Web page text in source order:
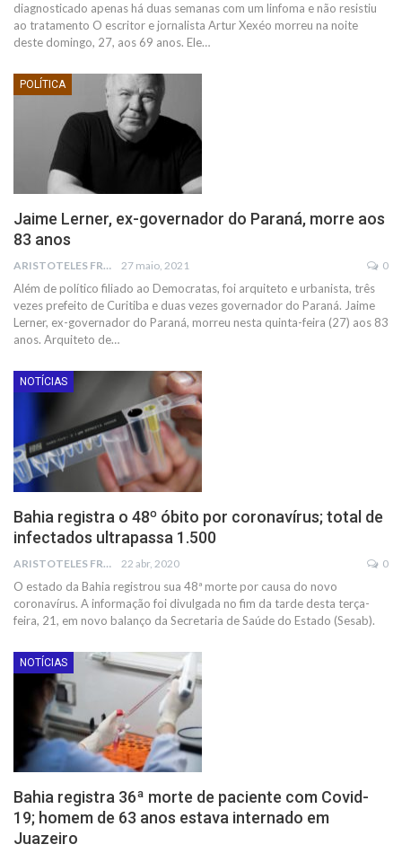
diagnosticado apenas há duas semanas com um linfoma e não resistiu
ao tratamento O escritor e jornalista Artur Xexéo morreu na noite
deste domingo, 27, aos 69 anos. Ele…
POLÍTICA
Jaime Lerner, ex-governador do Paraná, morre aos
83 anos
ARISTOTELES FRANCO 27 maio, 2021 0
Além de político filiado ao Democratas, foi arquiteto e urbanista, três
vezes prefeito de Curitiba e duas vezes governador do Paraná. Jaime
Lerner, ex-governador do Paraná, morreu nesta quinta-feira (27) aos 83
anos. Arquiteto de…
NOTÍCIAS
Bahia registra o 48º óbito por coronavírus; total de
infectados ultrapassa 1.500
ARISTOTELES FRANCO 22 abr, 2020 0
O estado da Bahia registrou sua 48ª morte por causa do novo
coronavírus. A informação foi divulgada no fim da tarde desta terça-
feira, 21, em novo balanço da Secretaria de Saúde do Estado (Sesab).
NOTÍCIAS
Bahia registra 36ª morte de paciente com Covid-
19; homem de 63 anos estava internado em
Juazeiro